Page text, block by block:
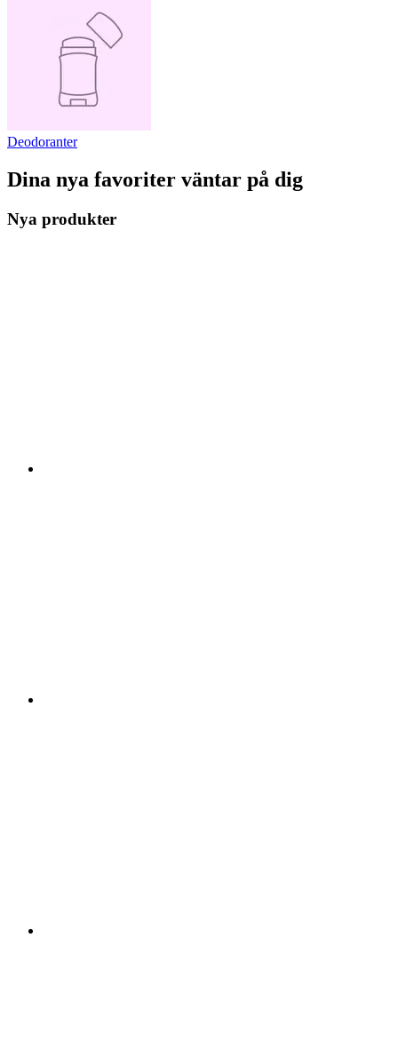
Deodoranter
Dina nya favoriter väntar på dig
Nya produkter